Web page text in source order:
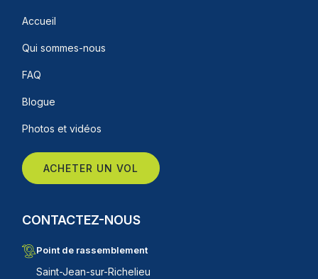
Accueil
Qui sommes-nous
FAQ
Blogue
Photos et vidéos
ACHETER UN VOL
CONTACTEZ-NOUS
Point de rassemblement
Saint-Jean-sur-Richelieu